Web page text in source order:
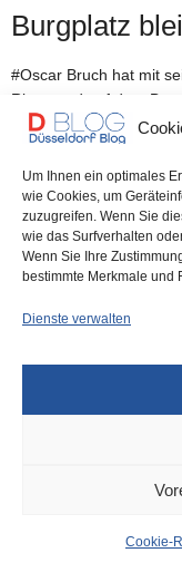
Um Ihnen ein optimales
wie Cookies, um
zuzugreifen. Wenn Sie
wie das Surfverhalten
Wenn Sie Ihre
bestimmte Merkmale und
Dienste verwalten
Cookie-
Burgplatz
#Oscar Bruch hat mit
Riesenrad auf dem
IMPRESSUM